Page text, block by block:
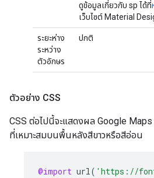
ดูข้อมูลเกี่ยวกับ sp ได้ที่
เว็บไซต์ Material
ระยะห่าง
ระหว่าง
ตัวอักษร
ปกติ
ตัวอย่าง CSS
CSS ต่อไปนี้จะแสดงผล Google
ที่เหมาะสมบนพื้นหลังสีขาวหรือสีอ่อน
@import url( 'https://